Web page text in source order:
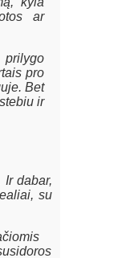
ar
pro
Bet
ir
dabar,
su